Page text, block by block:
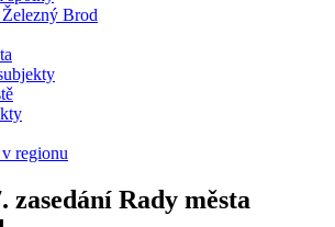
Brod
regionu
zasedání Rady města